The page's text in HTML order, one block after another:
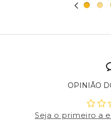
OPINIÃO
Seja o primeiro a